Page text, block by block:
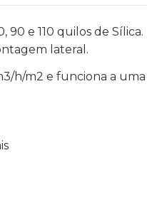
90 e 110 quilos de
lateral.
h/m2 e funciona a uma